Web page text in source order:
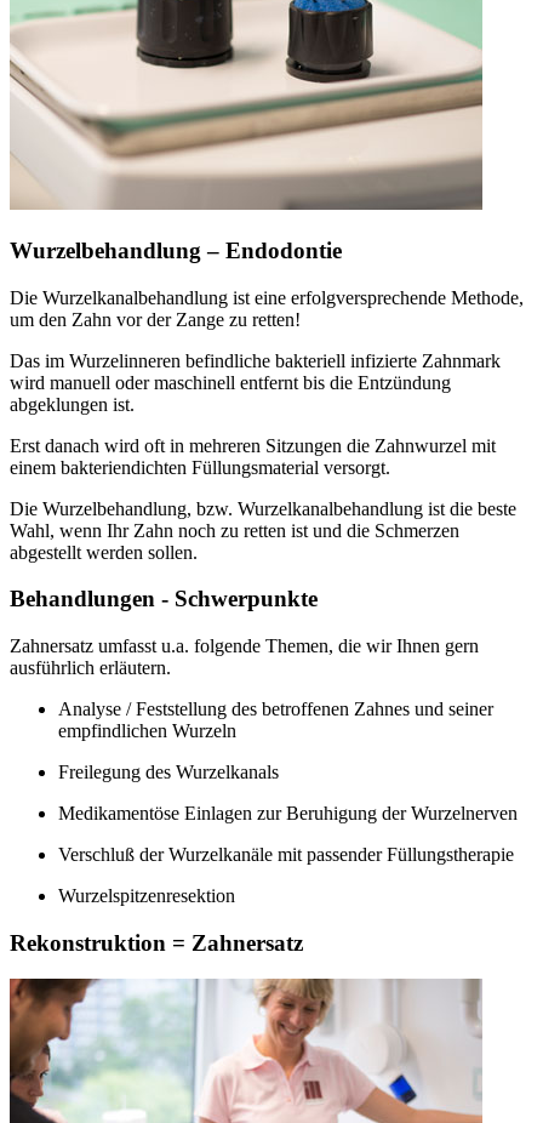
Wurzelbehandlung – Endodontie
Die Wurzelkanalbehandlung ist eine erfolgversprechende Methode,
um den Zahn vor der Zange zu retten!
Das im Wurzelinneren befindliche bakteriell infizierte Zahnmark
wird manuell oder maschinell entfernt bis die Entzündung
abgeklungen ist.
Erst danach wird oft in mehreren Sitzungen die Zahnwurzel mit
einem bakteriendichten Füllungsmaterial versorgt.
Die Wurzelbehandlung, bzw. Wurzelkanalbehandlung ist die beste
Wahl, wenn Ihr Zahn noch zu retten ist und die Schmerzen
abgestellt werden sollen.
Behandlungen - Schwerpunkte
Zahnersatz umfasst u.a. folgende Themen, die wir Ihnen gern
ausführlich erläutern.
Analyse / Feststellung des betroffenen Zahnes und seiner
empfindlichen Wurzeln
Freilegung des Wurzelkanals
Medikamentöse Einlagen zur Beruhigung der Wurzelnerven
Verschluß der Wurzelkanäle mit passender Füllungstherapie
Wurzelspitzenresektion
Rekonstruktion = Zahnersatz